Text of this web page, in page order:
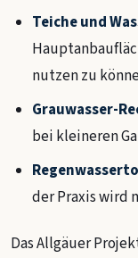
Teiche und
nutzen zu
Grauwasser-
bei kleineren
der Praxis wird
Das Allgäuer